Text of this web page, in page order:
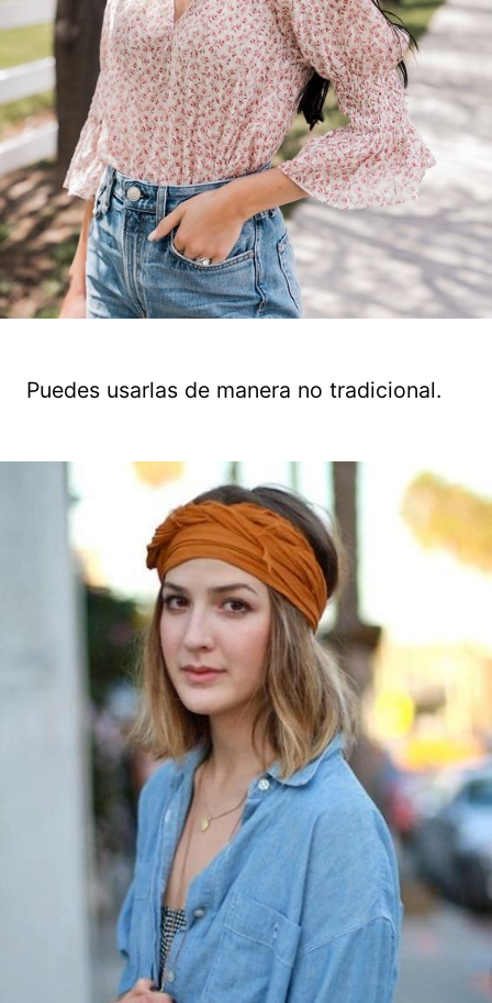
Puedes usarlas de manera no tradicional.